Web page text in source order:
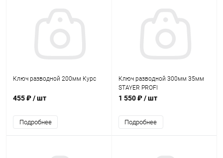
Ключ разводной 200мм Курс
455 ₽/ шт
Подробнее
Ключ разводной 300мм 35мм
STAYER PROFI
1 550 ₽/ шт
Подробнее